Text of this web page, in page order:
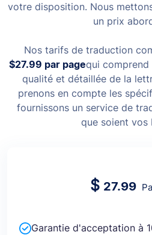
votre disposition. Nous
un prix
Nos tarifs de traduction
$27.99 par pagequi
qualité et détaillée de la
prenons en compte les
fournissons un service de
que soient vos
$ 27.99
Garantie d'acceptation à